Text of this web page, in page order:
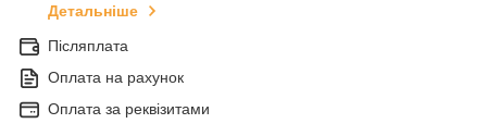
Детальніше
Післяплата
Оплата на рахунок
Оплата за реквізитами